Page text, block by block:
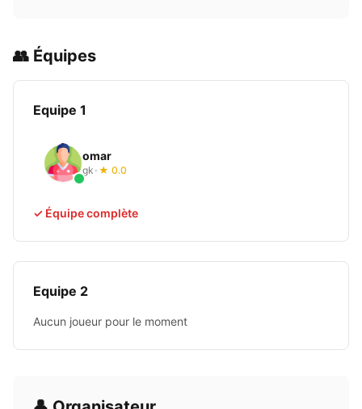
👥 Équipes
Equipe 1
omar
gk• ★ 0.0
✓ Équipe complète
Equipe 2
Aucun joueur pour le moment